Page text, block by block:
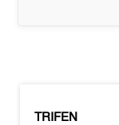
TRIFEN